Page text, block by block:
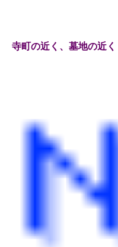
寺町の近く、墓地の近く